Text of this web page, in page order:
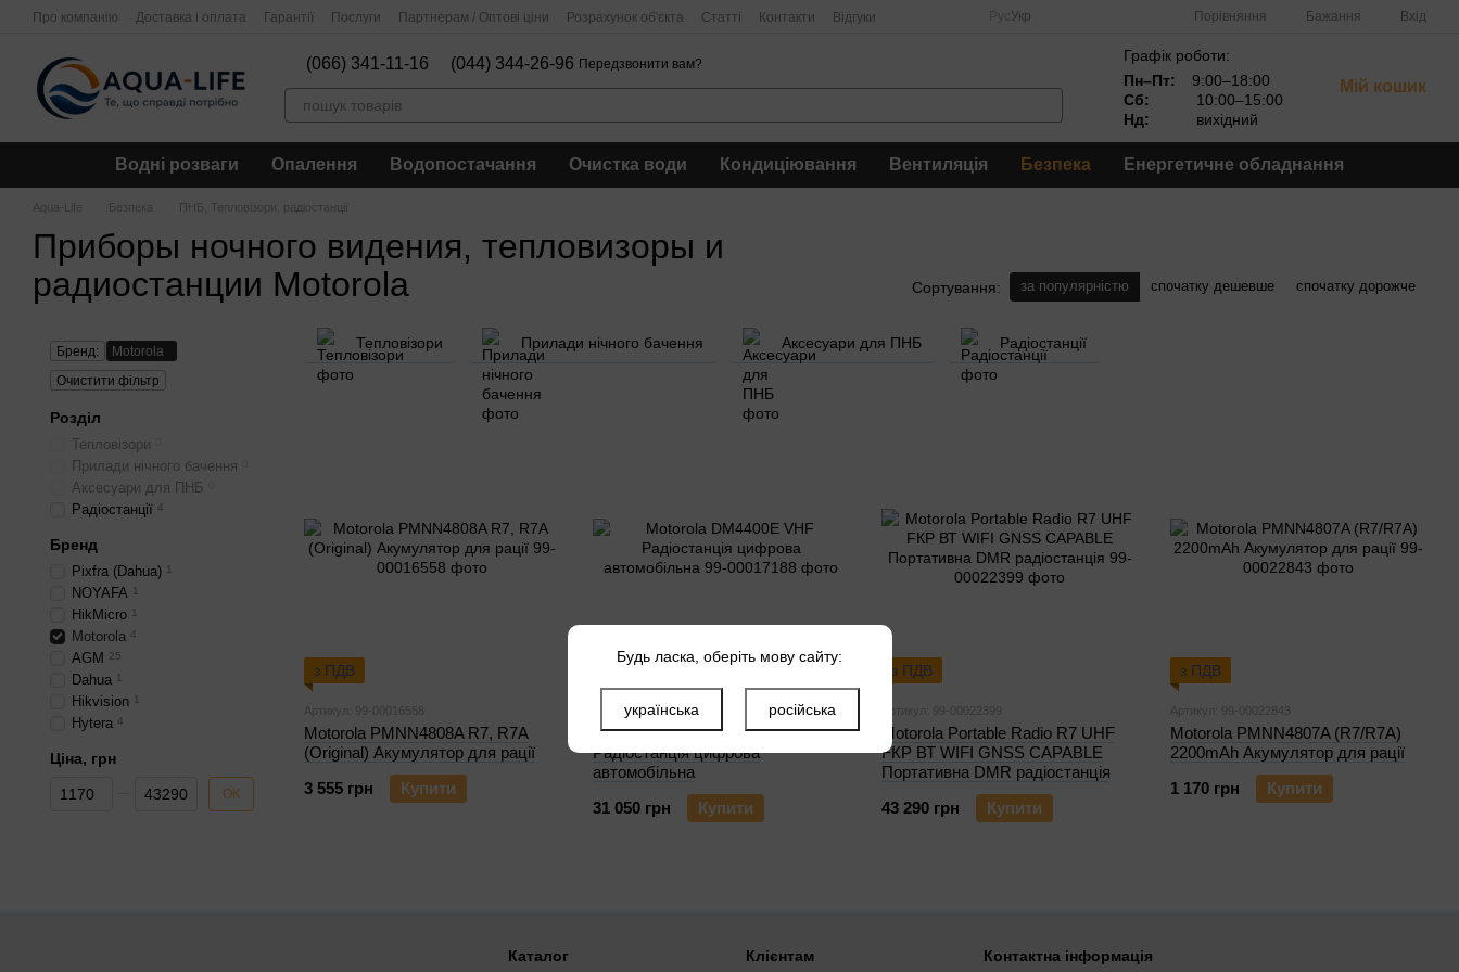
Перейти до основного контенту
Про компанію Доставка і оплата Гарантії Послуги Партнерам / Оптові ціни Розрахунок об'єкта Статті Контакти Відгуки Укр Порівняння Бажання Вхід
(066) 341-11-16 (044) 344-26-96 Передзвонити вам?
Графік роботи:
Пн–Пт:
9:00–18:00
Сб:
10:00–15:00
Нд:
вихідний
Мій кошик
Водні розваги Опалення Водопостачання Очистка води Кондиціювання Вентиляція Безпека Енергетичне обладнання
Aqua-Life Безпека ПНБ, Тепловізори, радіостанції
Приборы ночного видения, тепловизоры и
радиостанции Motorola
Сортування: за популярністю спочатку дешевше спочатку дорожче
Тепловізори Прилади нічного бачення Аксесуари для ПНБ Радіостанції
з ПДВ
Артикул: 99-00016558
Motorola PMNN4808A R7, R7A
(Original) Акумулятор для рації
3 555 грн
Купити
з ПДВ
Артикул: 99-00017188
Motorola DM4400E VHF
Радіостанція цифрова
автомобільна
31 050 грн
Купити
з ПДВ
Артикул: 99-00022399
Motorola Portable Radio R7 UHF
FКР ВТ WIFI GNSS CAPABLE
Портативна DMR радіостанція
43 290 грн
Купити
з ПДВ
Артикул: 99-00022843
Motorola PMNN4807A (R7/R7A)
2200mAh Акумулятор для рації
1 170 грн
Купити
Бренд:
Motorola
Очистити фільтр
Розділ
Тепловізори
Прилади нічного бачення
Аксесуари для ПНБ
Радіостанції 4
Бренд
Pixfra (Dahua) 1
NOYAFA 1
HikMicro 1
Motorola 4
AGM 25
Dahua 1
Hikvision 1
Hytera 4
Ціна, грн
Від Ціна, грн
До Ціна, грн ОК
Каталог Клієнтам Контактна інформація
Будь ласка, оберіть мову сайту:
українська російська